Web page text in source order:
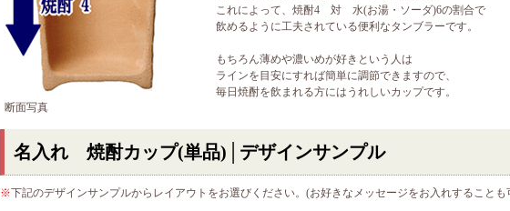
断面写真
これによって、焼酎4 対 水(お湯・ソーダ)6の割合で
飲めるように工夫されている便利なタンブラーです。
もちろん薄めや濃いめが好きという人は
ラインを目安にすれば簡単に調節できますので、
毎日焼酎を飲まれる方にはうれしいカップです。
名入れ 焼酎カップ(単品)│デザインサンプル
※下記のデザインサンプルからレイアウトをお選びください。(お好きなメッセージをお入れすることも